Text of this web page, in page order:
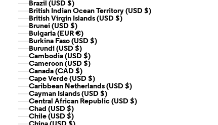
Brazil (USD $)
British Indian Ocean Territory (USD $)
British Virgin Islands (USD $)
Brunei (USD $)
Bulgaria (EUR €)
Burkina Faso (USD $)
Burundi (USD $)
Cambodia (USD $)
Cameroon (USD $)
Canada (CAD $)
Cape Verde (USD $)
Caribbean Netherlands (USD $)
Cayman Islands (USD $)
Central African Republic (USD $)
Chad (USD $)
Chile (USD $)